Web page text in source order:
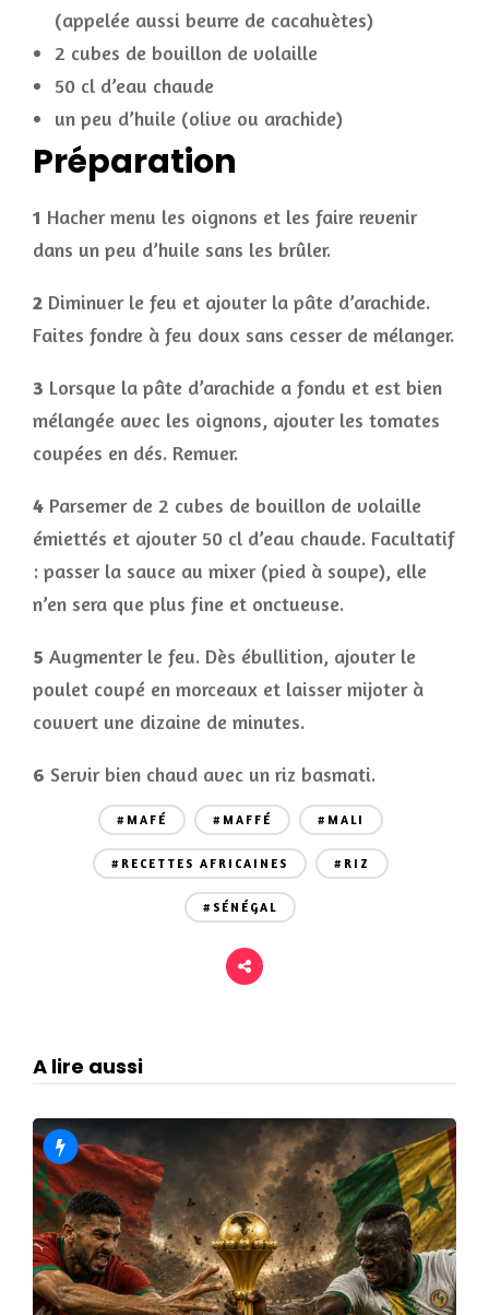
(appelée aussi beurre de cacahuètes)
2 cubes de bouillon de volaille
50 cl d’eau chaude
un peu d’huile (olive ou arachide)
Préparation
1 Hacher menu les oignons et les faire revenir
dans un peu d’huile sans les brûler.
2 Diminuer le feu et ajouter la pâte d’arachide.
Faites fondre à feu doux sans cesser de mélanger.
3 Lorsque la pâte d’arachide a fondu et est bien
mélangée avec les oignons, ajouter les tomates
coupées en dés. Remuer.
4 Parsemer de 2 cubes de bouillon de volaille
émiettés et ajouter 50 cl d’eau chaude. Facultatif
: passer la sauce au mixer (pied à soupe), elle
n’en sera que plus fine et onctueuse.
5 Augmenter le feu. Dès ébullition, ajouter le
poulet coupé en morceaux et laisser mijoter à
couvert une dizaine de minutes.
6 Servir bien chaud avec un riz basmati.
#MAFÉ #MAFFÉ #MALI
#RECETTES AFRICAINES #RIZ
#SÉNÉGAL
A lire aussi